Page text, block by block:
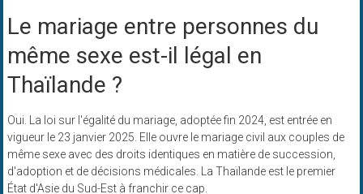
Le mariage entre personnes du
même sexe est-il légal en
Thaïlande ?
Oui. La loi sur l'égalité du mariage, adoptée fin 2024, est entrée en
vigueur le 23 janvier 2025. Elle ouvre le mariage civil aux couples de
même sexe avec des droits identiques en matière de succession,
d'adoption et de décisions médicales. La Thaïlande est le premier
État d'Asie du Sud-Est à franchir ce cap.